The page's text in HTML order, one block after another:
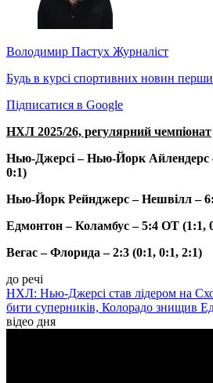
Володимир Пастух Журналіст
Будь в курсі спортивних новин
Підписатися в Google
НХЛ 2025/26, регулярний чемпіонат
Нью-Джерсі – Нью-Йорк Айлендерс
0:1)
Нью-Йорк Рейнджерс – Нешвілл –
Едмонтон – Коламбус – 5:4 ОТ (1:1,
Вегас – Флорида – 2:3 (0:1, 0:1, 2:1)
до речі
НХЛ: Нью-Джерсі став лідером на
бити суперників, Колорадо знищив
відео дня